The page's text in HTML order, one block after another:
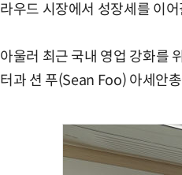
라우드 시장에서 성장세를 이
아울러 최근 국내 영업 강화를
터과 션 푸(Sean Foo) 아세안